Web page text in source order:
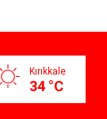
Kırıkkale
34 °C